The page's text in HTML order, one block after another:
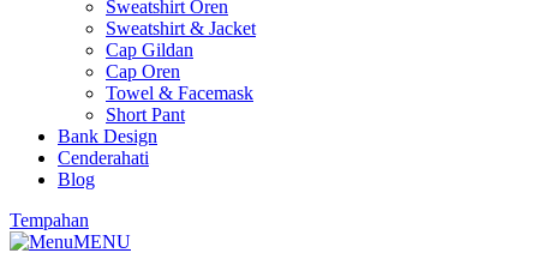
Sweatshirt Oren
Sweatshirt & Jacket
Cap Gildan
Cap Oren
Towel & Facemask
Short Pant
Bank Design
Cenderahati
Blog
Tempahan
MENU